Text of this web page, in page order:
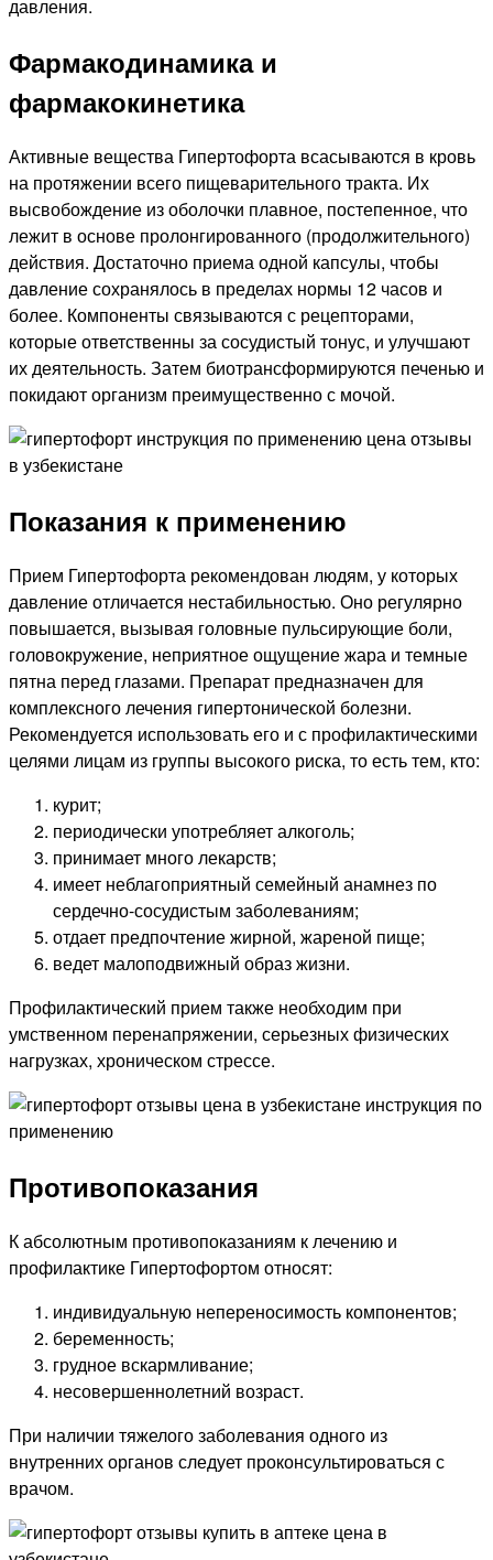
давления.
Фармакодинамика и
фармакокинетика
Активные вещества Гипертофорта всасываются в кровь
на протяжении всего пищеварительного тракта. Их
высвобождение из оболочки плавное, постепенное, что
лежит в основе пролонгированного (продолжительного)
действия. Достаточно приема одной капсулы, чтобы
давление сохранялось в пределах нормы 12 часов и
более. Компоненты связываются с рецепторами,
которые ответственны за сосудистый тонус, и улучшают
их деятельность. Затем биотрансформируются печенью и
покидают организм преимущественно с мочой.
Показания к применению
Прием Гипертофорта рекомендован людям, у которых
давление отличается нестабильностью. Оно регулярно
повышается, вызывая головные пульсирующие боли,
головокружение, неприятное ощущение жара и темные
пятна перед глазами. Препарат предназначен для
комплексного лечения гипертонической болезни.
Рекомендуется использовать его и с профилактическими
целями лицам из группы высокого риска, то есть тем, кто:
курит;
периодически употребляет алкоголь;
принимает много лекарств;
имеет неблагоприятный семейный анамнез по
сердечно-сосудистым заболеваниям;
отдает предпочтение жирной, жареной пище;
ведет малоподвижный образ жизни.
Профилактический прием также необходим при
умственном перенапряжении, серьезных физических
нагрузках, хроническом стрессе.
Противопоказания
К абсолютным противопоказаниям к лечению и
профилактике Гипертофортом относят:
индивидуальную непереносимость компонентов;
беременность;
грудное вскармливание;
несовершеннолетний возраст.
При наличии тяжелого заболевания одного из
внутренних органов следует проконсультироваться с
врачом.